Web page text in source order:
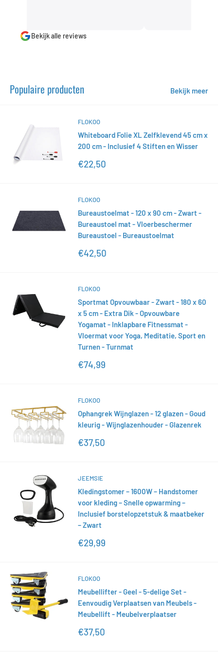
Bekijk alle reviews
Populaire producten Bekijk meer
FLOKOO
Whiteboard Folie XL Zelfklevend 45 cm x
200 cm - Inclusief 4 Stiften en Wisser
Actieprijs
€22,50
FLOKOO
Bureaustoelmat - 120 x 90 cm - Zwart -
Bureaustoel mat - Vloerbeschermer
Bureaustoel - Bureaustoelmat
Actieprijs
€42,50
FLOKOO
Sportmat Opvouwbaar - Zwart - 180 x 60
x 5 cm - Extra Dik - Opvouwbare
Yogamat - Inklapbare Fitnessmat -
Vloermat voor Yoga, Meditatie, Sport en
Turnen - Turnmat
Actieprijs
€74,99
FLOKOO
Ophangrek Wijnglazen - 12 glazen - Goud
kleurig - Wijnglazenhouder - Glazenrek
Actieprijs
€37,50
JEEMSIE
Kledingstomer – 1600W – Handstomer
voor kleding – Snelle opwarming –
Inclusief borstelopzetstuk & maatbeker
– Zwart
Actieprijs
€29,99
FLOKOO
Meubellifter - Geel - 5-delige Set -
Eenvoudig Verplaatsen van Meubels -
Meubellift - Meubelverplaatser
Actieprijs
€37,50